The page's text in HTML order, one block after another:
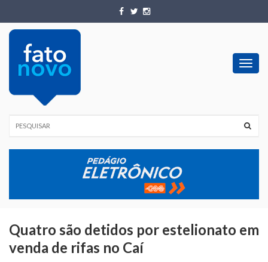
Quatro são detidos por estelionato em
venda de rifas no Caí